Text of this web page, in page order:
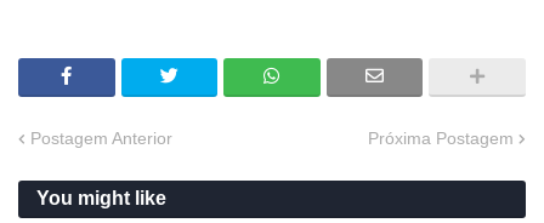
Postagem Anterior Próxima Postagem
You might like